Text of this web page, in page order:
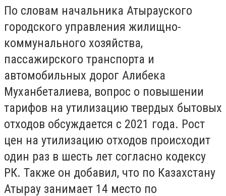
По словам начальника Атырауского
городского управления жилищно-
коммунального хозяйства,
пассажирского транспорта и
автомобильных дорог Алибека
Муханбеталиева, вопрос о повышении
тарифов на утилизацию твердых бытовых
отходов обсуждается с 2021 года. Рост
цен на утилизацию отходов происходит
один раз в шесть лет согласно кодексу
РК. Также он добавил, что по Казахстану
Атырау занимает 14 место по